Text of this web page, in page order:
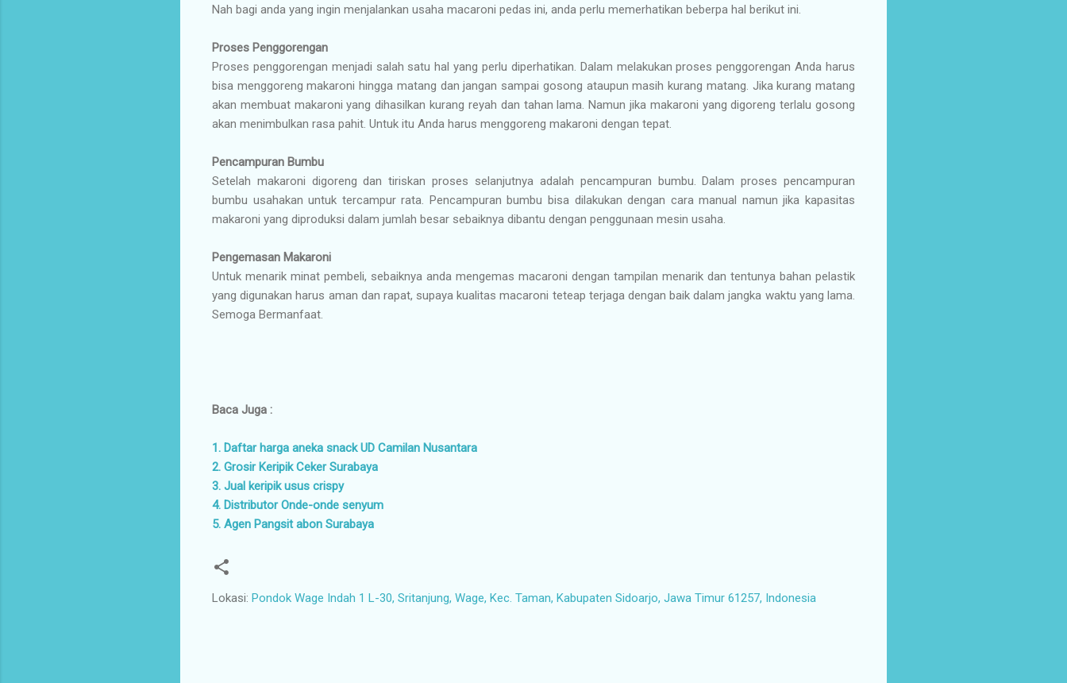
Nah bagi anda yang ingin menjalankan usaha macaroni pedas ini, anda perlu memerhatikan beberpa hal berikut ini.
Proses Penggorengan
Proses penggorengan menjadi salah satu hal yang perlu diperhatikan. Dalam melakukan proses penggorengan Anda harus
bisa menggoreng makaroni hingga matang dan jangan sampai gosong ataupun masih kurang matang. Jika kurang matang
akan membuat makaroni yang dihasilkan kurang reyah dan tahan lama. Namun jika makaroni yang digoreng terlalu gosong
akan menimbulkan rasa pahit. Untuk itu Anda harus menggoreng makaroni dengan tepat.
Pencampuran Bumbu
Setelah makaroni digoreng dan tiriskan proses selanjutnya adalah pencampuran bumbu. Dalam proses pencampuran
bumbu usahakan untuk tercampur rata. Pencampuran bumbu bisa dilakukan dengan cara manual namun jika kapasitas
makaroni yang diproduksi dalam jumlah besar sebaiknya dibantu dengan penggunaan mesin usaha.
Pengemasan Makaroni
Untuk menarik minat pembeli, sebaiknya anda mengemas macaroni dengan tampilan menarik dan tentunya bahan pelastik
yang digunakan harus aman dan rapat, supaya kualitas macaroni teteap terjaga dengan baik dalam jangka waktu yang lama.
Semoga Bermanfaat.
Baca Juga :
1. Daftar harga aneka snack UD Camilan Nusantara
2. Grosir Keripik Ceker Surabaya
3. Jual keripik usus crispy
4. Distributor Onde-onde senyum
5. Agen Pangsit abon Surabaya
Lokasi: Pondok Wage Indah 1 L-30, Sritanjung, Wage, Kec. Taman, Kabupaten Sidoarjo, Jawa Timur 61257, Indonesia